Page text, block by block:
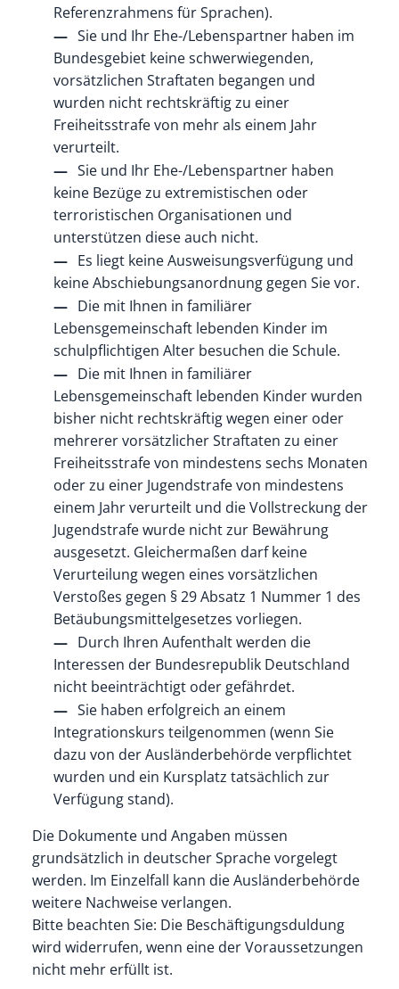
Referenzrahmens für Sprachen).
Sie und Ihr Ehe-/Lebenspartner haben im
Bundesgebiet keine schwerwiegenden,
vorsätzlichen Straftaten begangen und
wurden nicht rechtskräftig zu einer
Freiheitsstrafe von mehr als einem Jahr
verurteilt.
Sie und Ihr Ehe-/Lebenspartner haben
keine Bezüge zu extremistischen oder
terroristischen Organisationen und
unterstützen diese auch nicht.
Es liegt keine Ausweisungsverfügung und
keine Abschiebungsanordnung gegen Sie vor.
Die mit Ihnen in familiärer
Lebensgemeinschaft lebenden Kinder im
schulpflichtigen Alter besuchen die Schule.
Die mit Ihnen in familiärer
Lebensgemeinschaft lebenden Kinder wurden
bisher nicht rechtskräftig wegen einer oder
mehrerer vorsätzlicher Straftaten zu einer
Freiheitsstrafe von mindestens sechs Monaten
oder zu einer Jugendstrafe von mindestens
einem Jahr verurteilt und die Vollstreckung der
Jugendstrafe wurde nicht zur Bewährung
ausgesetzt. Gleichermaßen darf keine
Verurteilung wegen eines vorsätzlichen
Verstoßes gegen § 29 Absatz 1 Nummer 1 des
Betäubungsmittelgesetzes vorliegen.
Durch Ihren Aufenthalt werden die
Interessen der Bundesrepublik Deutschland
nicht beeinträchtigt oder gefährdet.
Sie haben erfolgreich an einem
Integrationskurs teilgenommen (wenn Sie
dazu von der Ausländerbehörde verpflichtet
wurden und ein Kursplatz tatsächlich zur
Verfügung stand).
Die Dokumente und Angaben müssen
grundsätzlich in deutscher Sprache vorgelegt
werden. Im Einzelfall kann die Ausländerbehörde
weitere Nachweise verlangen.
Bitte beachten Sie: Die Beschäftigungsduldung
wird widerrufen, wenn eine der Voraussetzungen
nicht mehr erfüllt ist.